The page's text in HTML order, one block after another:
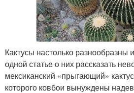
Кактусы настолько разнообразны
одной статье о них рассказать
мексиканский «прыгающий»
которого ковбои вынуждены